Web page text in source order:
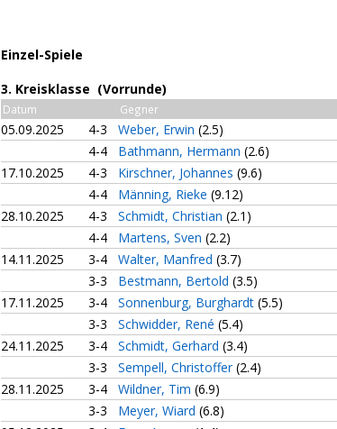
Einzel-Spiele
3. Kreisklasse (Vorrunde)
Datum Gegner
05.09.2025 4-3 Weber, Erwin (2.5)
4-4
Bathmann, Hermann (2.6)
17.10.2025
4-3 Kirschner, Johannes (9.6)
4-4
Männing, Rieke (9.12)
28.10.2025
4-3 Schmidt, Christian (2.1)
4-4
Martens, Sven (2.2)
14.11.2025
3-4 Walter, Manfred (3.7)
3-3
Bestmann, Bertold (3.5)
17.11.2025
3-4 Sonnenburg, Burghardt (5.5)
3-3
Schwidder, René (5.4)
24.11.2025
3-4 Schmidt, Gerhard (3.4)
3-3
Sempell, Christoffer (2.4)
28.11.2025
3-4 Wildner, Tim (6.9)
3-3
Meyer, Wiard (6.8)